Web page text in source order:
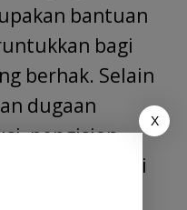
bantuan
bagi
berhak. Selain
dugaan
pengisian
juga dinilai
pelayanan
X